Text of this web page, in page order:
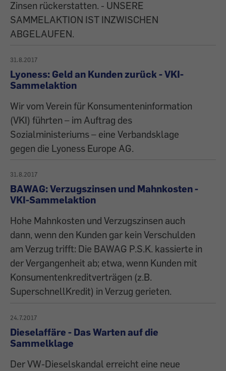
Zinsen rückerstatten. - UNSERE
SAMMELAKTION IST INZWISCHEN
ABGELAUFEN.
31.8.2017
Lyoness: Geld an Kunden zurück - VKI-
Sammelaktion
Wir vom Verein für Konsumenteninformation
(VKI) führten – im Auftrag des
Sozialministeriums – eine Verbandsklage
gegen die Lyoness Europe AG.
31.8.2017
BAWAG: Verzugszinsen und Mahnkosten -
VKI-Sammelaktion
Hohe Mahnkosten und Verzugszinsen auch
dann, wenn den Kunden gar kein Verschulden
am Verzug trifft: Die BAWAG P.S.K. kassierte in
der Vergangenheit ab; etwa, wenn Kunden mit
Konsumentenkreditverträgen (z.B.
SuperschnellKredit) in Verzug gerieten.
24.7.2017
Dieselaffäre - Das Warten auf die
Sammelklage
Der VW-Dieselskandal erreicht eine neue